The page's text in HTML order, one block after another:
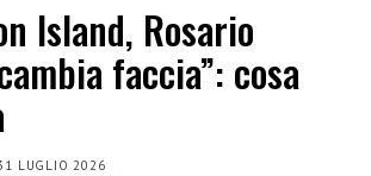
Island, Rosario
faccia”: cosa
LUGLIO 2026